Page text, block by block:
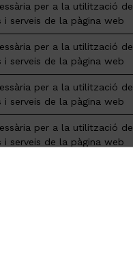
per a la utilització de
i serveis de la pàgina web
per a la utilització de
i serveis de la pàgina web
per a la utilització de
i serveis de la pàgina web
per a la utilització de
i serveis de la pàgina web